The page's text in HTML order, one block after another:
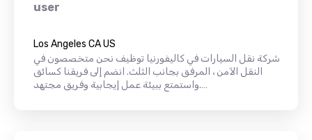
user
Los Angeles CA US
شركة نقل السيارات في كاليفورنيا توظيف نحن متخصصون في
النقل الآمن ، المرفق بجانب الثلث. انضم إلى فريقنا كسائق
واستمتع ببيئة عمل إيجابية وفريق مجتهد.…